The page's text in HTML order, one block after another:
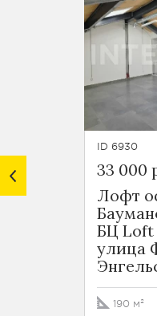
ID 6930
33 000
Лофт
БЦ Loft
улица
190 м²